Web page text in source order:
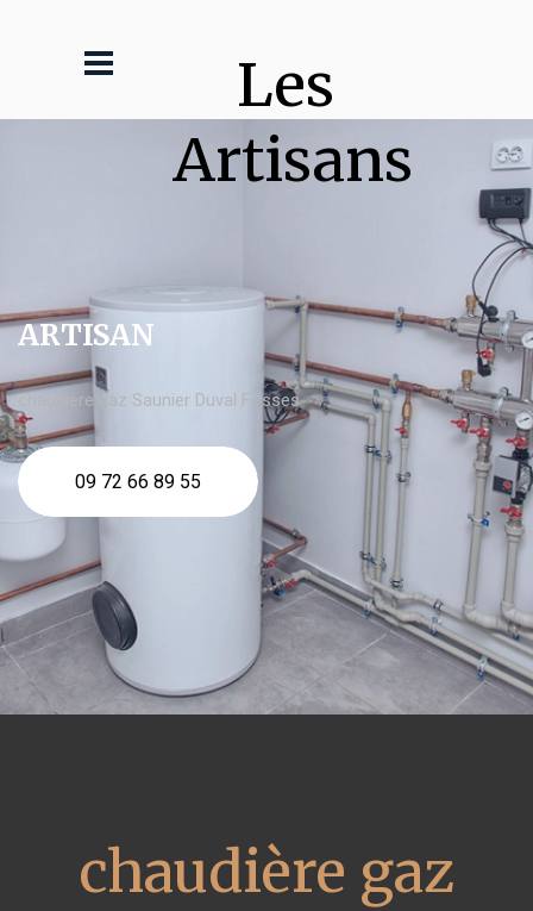
Les
Artisans
ARTISAN
chaudière gaz Saunier Duval Fosses
09 72 66 89 55
chaudière gaz